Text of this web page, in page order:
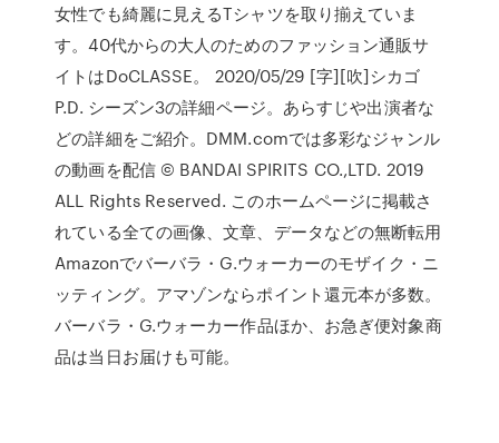
女性でも綺麗に見えるTシャツを取り揃えていま
す。40代からの大人のためのファッション通販サ
イトはDoCLASSE。 2020/05/29 [字][吹]シカゴ
P.D. シーズン3の詳細ページ。あらすじや出演者な
どの詳細をご紹介。DMM.comでは多彩なジャンル
の動画を配信 © BANDAI SPIRITS CO.,LTD. 2019
ALL Rights Reserved. このホームページに掲載さ
れている全ての画像、文章、データなどの無断転用
Amazonでバーバラ・G.ウォーカーのモザイク・ニ
ッティング。アマゾンならポイント還元本が多数。
バーバラ・G.ウォーカー作品ほか、お急ぎ便対象商
品は当日お届けも可能。